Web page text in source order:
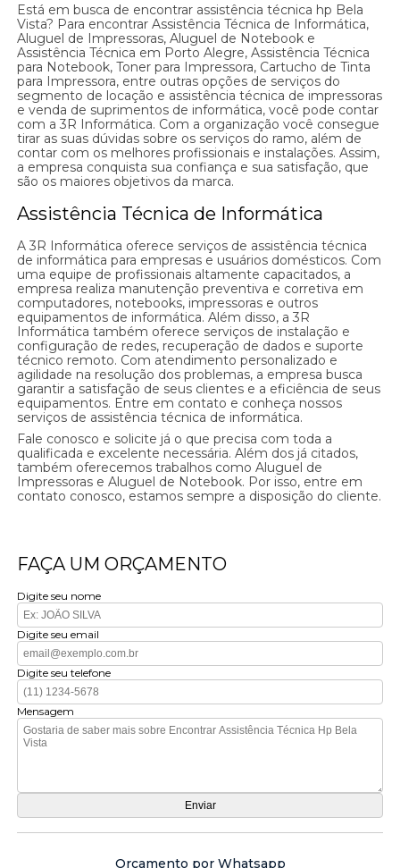
Está em busca de encontrar assistência técnica hp Bela
Vista? Para encontrar Assistência Técnica de Informática,
Aluguel de Impressoras, Aluguel de Notebook e
Assistência Técnica em Porto Alegre, Assistência Técnica
para Notebook, Toner para Impressora, Cartucho de Tinta
para Impressora, entre outras opções de serviços do
segmento de locação e assistência técnica de impressoras
e venda de suprimentos de informática, você pode contar
com a 3R Informática. Com a organização você consegue
tirar as suas dúvidas sobre os serviços do ramo, além de
contar com os melhores profissionais e instalações. Assim,
a empresa conquista sua confiança e sua satisfação, que
são os maiores objetivos da marca.
Assistência Técnica de Informática
A 3R Informática oferece serviços de assistência técnica
de informática para empresas e usuários domésticos. Com
uma equipe de profissionais altamente capacitados, a
empresa realiza manutenção preventiva e corretiva em
computadores, notebooks, impressoras e outros
equipamentos de informática. Além disso, a 3R
Informática também oferece serviços de instalação e
configuração de redes, recuperação de dados e suporte
técnico remoto. Com atendimento personalizado e
agilidade na resolução dos problemas, a empresa busca
garantir a satisfação de seus clientes e a eficiência de seus
equipamentos. Entre em contato e conheça nossos
serviços de assistência técnica de informática.
Fale conosco e solicite já o que precisa com toda a
qualificada e excelente necessária. Além dos já citados,
também oferecemos trabalhos como Aluguel de
Impressoras e Aluguel de Notebook. Por isso, entre em
contato conosco, estamos sempre a disposição do cliente.
FAÇA UM ORÇAMENTO
Digite seu nome
Digite seu email
Digite seu telefone
Mensagem
Orçamento por Whatsapp